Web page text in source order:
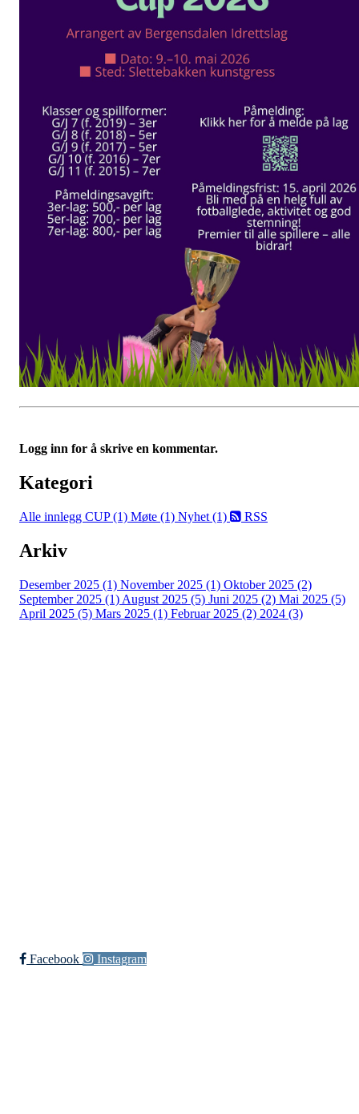
Logg inn for å skrive en kommentar.
Kategori
Alle innlegg CUP (1) Møte (1) Nyhet (1) RSS
Arkiv
Desember 2025 (1) November 2025 (1) Oktober 2025 (2)
September 2025 (1) August 2025 (5) Juni 2025 (2) Mai 2025 (5)
April 2025 (5) Mars 2025 (1) Februar 2025 (2) 2024 (3)
Facebook Instagram